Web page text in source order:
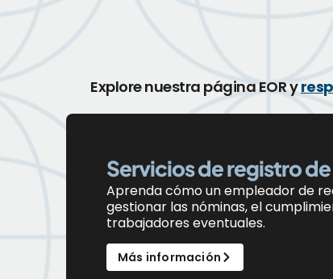
Explore nuestra página EOR y
Servicios de registro
Aprendacómounempleador de r
gestionar las nóminas, el
trabajadores eventuales.
Más información